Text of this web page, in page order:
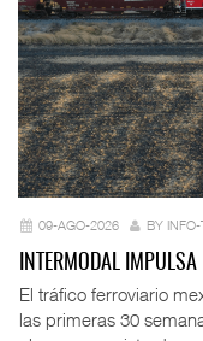
09-AGO-2026 BY
INTERMODAL
El tráfico ferroviario
las primeras 30